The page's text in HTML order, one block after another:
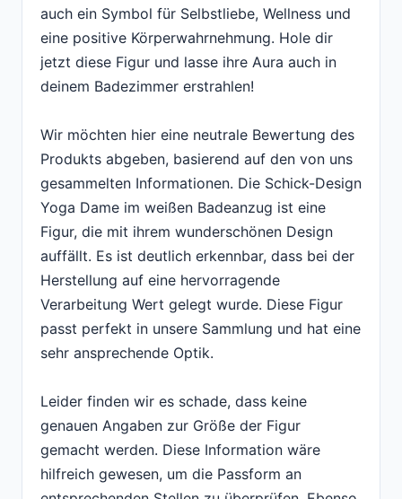
auch ein Symbol für Selbstliebe, Wellness und
eine positive Körperwahrnehmung. Hole dir
jetzt diese Figur und lasse ihre Aura auch in
deinem Badezimmer erstrahlen!
Wir möchten hier eine neutrale Bewertung des
Produkts abgeben, basierend auf den von uns
gesammelten Informationen. Die Schick-Design
Yoga Dame im weißen Badeanzug ist eine
Figur, die mit ihrem wunderschönen Design
auffällt. Es ist deutlich erkennbar, dass bei der
Herstellung auf eine hervorragende
Verarbeitung Wert gelegt wurde. Diese Figur
passt perfekt in unsere Sammlung und hat eine
sehr ansprechende Optik.
Leider finden wir es schade, dass keine
genauen Angaben zur Größe der Figur
gemacht werden. Diese Information wäre
hilfreich gewesen, um die Passform an